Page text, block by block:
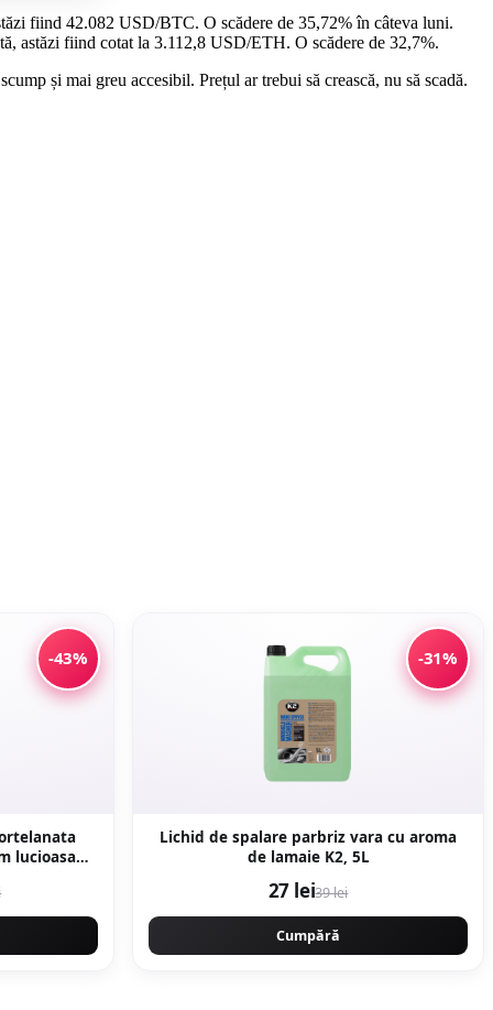
fiind 42.082 USD/BTC. O scădere de 35,72% în câteva luni.
astăzi fiind cotat la 3.112,8 USD/ETH. O scădere de 32,7%.
și mai greu accesibil. Prețul ar trebui să crească, nu să scadă.
-43% -31%
Lichid de spalare parbriz vara cu aroma
de lamaie K2, 5L
27 lei39 lei
Cumpără